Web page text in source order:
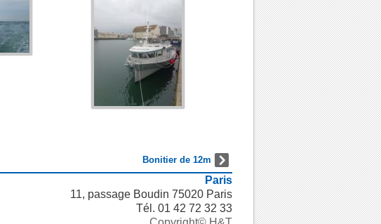
Bonitier de 12m
Paris
11, passage Boudin 75020 Paris
Tél. 01 42 72 32 33